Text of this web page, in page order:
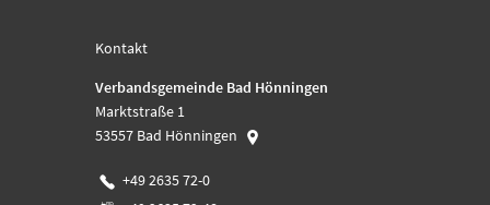
Kontakt
Verbandsgemeinde Bad Hönningen
Marktstraße 1
53557 Bad Hönningen
+49 2635 72-0